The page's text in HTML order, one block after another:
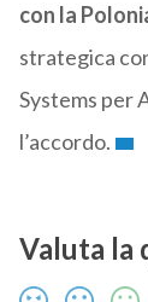
con la
strategica
Systems per
l’accordo.
Valuta la